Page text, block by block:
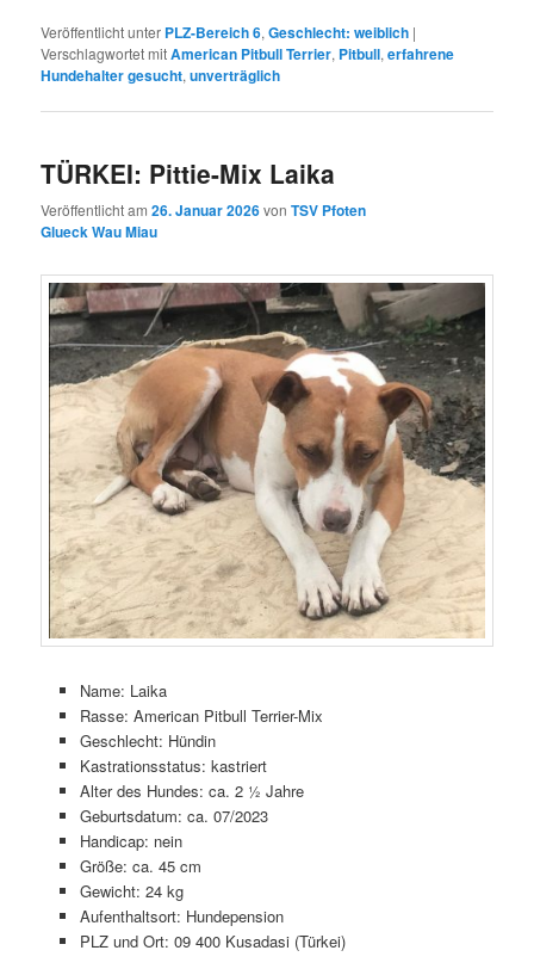
Veröffentlicht unter PLZ-Bereich 6,Geschlecht: weiblich |
Verschlagwortet mitAmerican Pitbull Terrier, Pitbull,erfahrene
Hundehalter gesucht,unverträglich
TÜRKEI: Pittie-Mix Laika
Veröffentlicht am26. Januar 2026vonTSV Pfoten
Glueck Wau Miau
Name: Laika
Rasse: American Pitbull Terrier-Mix
Geschlecht: Hündin
Kastrationsstatus: kastriert
Alter des Hundes: ca. 2 ½ Jahre
Geburtsdatum: ca. 07/2023
Handicap: nein
Größe: ca. 45 cm
Gewicht: 24 kg
Aufenthaltsort: Hundepension
PLZ und Ort: 09 400 Kusadasi (Türkei)